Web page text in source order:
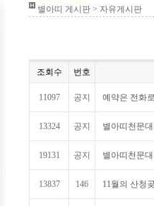
별아띠 게시판 > 자유게시판
조회수 번호
11097 공지 예약은 전화
13324 공지 별아띠천문
19131 공지 별아띠천문
13837 146 11월의 산청